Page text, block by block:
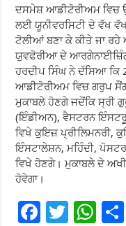
ਦਸਮੇਸ਼ ਆਡੀਟੋਰੀਅਮ ਵਿਚ
ਲਈ ਯੂਨੀਵਰਸਿਟੀ ਦੇ ਵੱਖ
ਟੋਲੀਆਂ ਬਣਾ ਕੇ ਕੀਤੇ ਜਾ ਰਹੇ
ਯੁਵਫੋਰੀਆ ਦੇ
ਹਰਦੀਪ ਸਿੰਘ ਨੇ ਦੱਸਿਆ ਕਿ
ਆਡੀਟੋਰੀਅਮ ਵਿਚ ਗਰੁਪ
ਮੁਕਾਬਲੇ ਹੋਣਗੇ ਜਦੋਂਕਿ ਸ੍ਰੀ
(ਇੰਡੀਅਨ), ਵੈਸਟਰਨ
ਵਿਖੇ ਕੁਇਜ਼ ਪ੍ਰੀਲਿਮਨਰੀ,
ਇੰਸਟਾਲੇਸ਼ਨ, ਮਹਿੰਦੀ,
ਵਿਖੇ ਹੋਣਗੇ। ਮੁਕਾਬਲੇ ਦੇ
ਹੋਵੇਗਾ।
F
T
W